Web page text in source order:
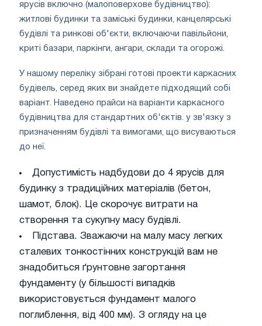
ярусів включно (малоповерхове будівництво):
житлові будинки та заміські будинки, канцелярські
будівлі та ринкові об'єкти, включаючи павільйони,
криті базари, паркінги, ангари, склади та огорожі.
У нашому переліку зібрані готові проекти каркасних
будівель, серед яких ви знайдете підходящий собі
варіант. Наведено прайси на варіанти каркасного
будівництва для стандартних об'єктів. у зв'язку з
призначенням будівлі та вимогами, що висуваються
до неї.
Допустимість надбудови до 4 ярусів для
будинку з традиційних матеріалів (бетон,
шамот, блок). Це скорочує витрати на
створення та сукупну масу будівлі.
Підстава. Зважаючи на малу масу легких
сталевих тонкостінних конструкцій вам не
знадобиться ґрунтовне загортання
фундаменту (у більшості випадків
використовується фундамент малого
поглиблення, від 400 мм). З огляду на це